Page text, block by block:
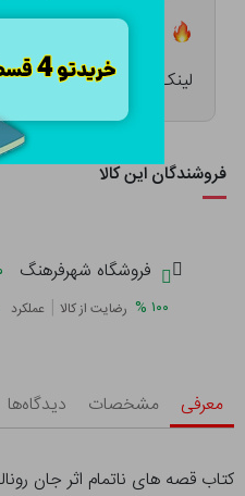
تعداد ۲ عدد در انبار موجود است
لینک کوتاه:
فروشندگان این کالا
فروشگاه شهرفرهنگ
۱۰۰ % رضایت از کالا | عملکرد
معرفی مشخصات دیدگاه‌ها
کتاب قصه های ناتمام اثر جان